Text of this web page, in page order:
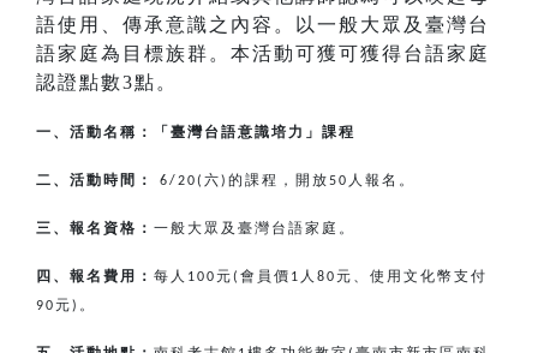
語使用、傳承意識之內容。以一般大眾及臺灣台
語家庭為目標族群。本活動可獲可獲得台語家庭
認證點數3點。
一、活動名稱：「臺灣台語意識培力」課程
二、活動時間： 6/20( 六 ) 的課程，開放50 人報名。
三、報名資格： 一般大眾及臺灣台語家庭。
四、報名費用： 每人 100元( 會員價 1 人 80元、使用文化幣支付
90元 ) 。